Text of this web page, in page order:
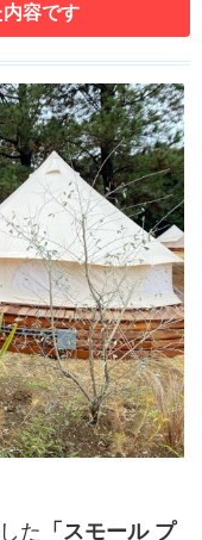
容です
た 「スモール プ